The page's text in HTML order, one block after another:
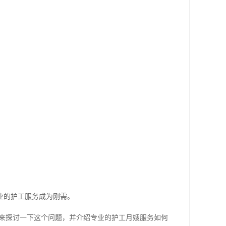
护工服务成为刚需。
探讨一下这个问题，并介绍专业的护工月嫂服务如何